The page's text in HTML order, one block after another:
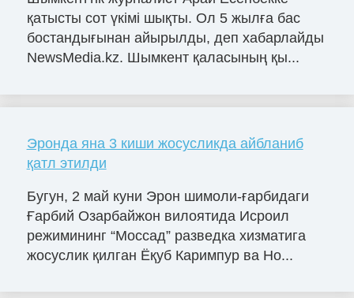
қатысты сот үкімі шықты. Ол 5 жылға бас
бостандығынан айырылды, деп хабарлайды
NewsMedia.kz. Шымкент қаласының қы...
Эронда яна 3 киши жосусликда айбланиб
қатл этилди
Бугун, 2 май куни Эрон шимоли-ғарбидаги
Ғарбий Озарбайжон вилоятида Исроил
режимининг “Моссад” разведка хизматига
жосуслик қилган Ёқуб Каримпур ва Но...